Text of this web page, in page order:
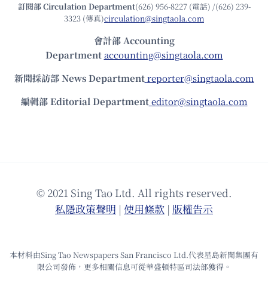
訂閱部 Circulation Department(626) 956-8227 (電話) /(626) 239-
3323 (傳真)circulation@singtaola.com
會計部 Accounting
Department accounting@singtaola.com
新聞採訪部 News Department reporter@singtaola.com
編輯部 Editorial Department editor@singtaola.com
© 2021 Sing Tao Ltd. All rights reserved.
私隱政策聲明 | 使⽤條款 | 版權告⽰
本材料由Sing Tao Newspapers San Francisco Ltd.代表星島新聞集團有
限公司發佈，更多相關信息可從華盛頓特區司法部獲得。